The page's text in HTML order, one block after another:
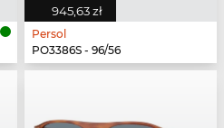
945,63 zł
Persol
PO3386S - 96/56